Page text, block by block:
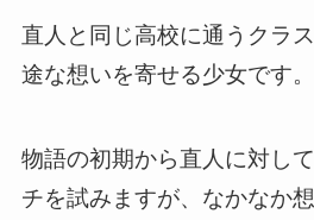
直人と同じ高校に通うクラ
途な想いを寄せる少女です。
物語の初期から直人に対し
チを試みますが、なかなか